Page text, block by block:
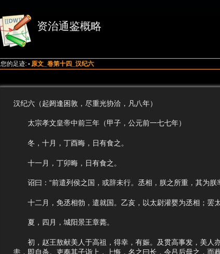
资治通鉴概略
您的足迹: • 原文_卷第十四_汉纪六
汉纪六（起阏逢困敦，尽重光协洽，凡八年）
太宗孝文皇帝中前三年（甲子，公元前一七七年）
冬，十月，丁酉晦，日有食之。
十一月，丁卯晦，日有食之。
诏曰：“前遣列侯之国，或辞未行。丞相，朕之所重，其为朕
十二月，免丞相勃，遣就国。乙亥，以太尉灌婴为丞相；罢太
夏，四月，城阳景王章薨。
初，赵王敖献美人于高祖，得幸，有娠。及贯高事发，美人
恚，即自杀。吏奉其子诣上，上悔，名之曰长，令吕后母之，而